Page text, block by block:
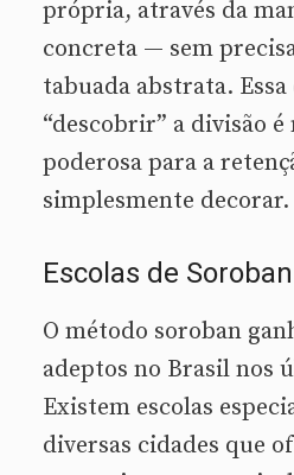
própria, através da
concreta — sem
tabuada abstrata.
“descobrir” a divisão
poderosa para a
simplesmente decorar.
Escolas de
O método soroban
adeptos no Brasil nos
Existem escolas
diversas cidades que